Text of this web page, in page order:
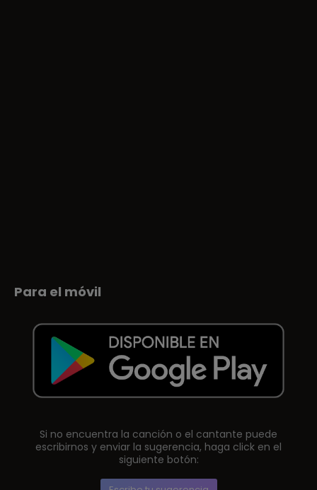
Para el móvil
Si no encuentra la canción o el cantante puede
escribirnos y enviar la sugerencia, haga click en el
siguiente botón: